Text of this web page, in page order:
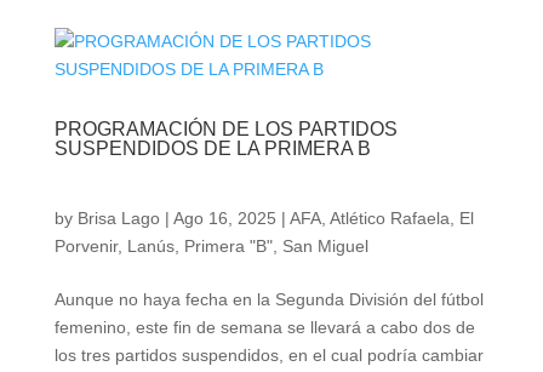
PROGRAMACIÓN DE LOS PARTIDOS
SUSPENDIDOS DE LA PRIMERA B
by Brisa Lago| Ago 16, 2025 | AFA, Atlético Rafaela
El
Porvenir, Lanús, Primera "B", San Miguel
Aunque no haya fecha en la Segunda División del fútbol
femenino, este fin de semana se llevará a cabo dos de
los tres partidos suspendidos, en el cual podría cambiar